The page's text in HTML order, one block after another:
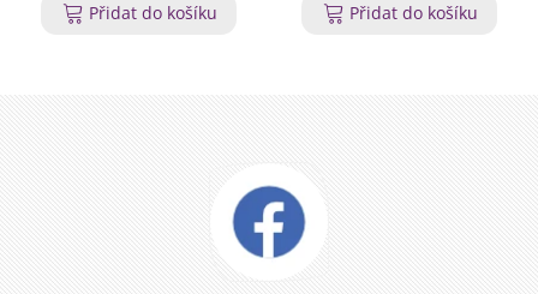
Přidat do košíku
Přidat do košíku